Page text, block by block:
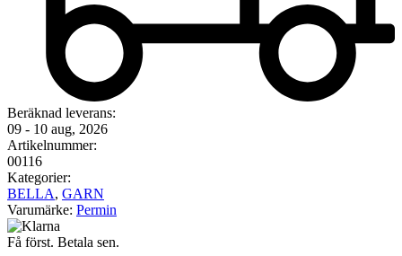
Beräknad leverans:
09 - 10 aug, 2026
Artikelnummer:
00116
Kategorier:
BELLA, GARN
Varumärke: Permin
Få först. Betala sen.